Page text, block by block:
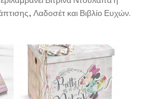
Λαδοσέτ και Βιβλίο Ευχών.